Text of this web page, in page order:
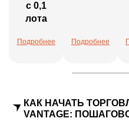
с 0,1
лота
Подробнее Подробнее
КАК НАЧАТЬ
VANTAGE: